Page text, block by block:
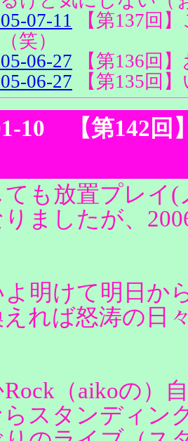
07-11
【第137回
笑）
06-27 【第136回
06-27 【第135回
10 【第142回
ても放置プレイ
ましたが、
明けて明日か
れば怒涛の日
（aikoの）
スタンディン